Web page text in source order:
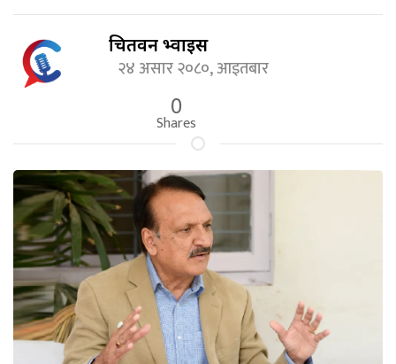
चितवन भ्वाईस
२४ असार २०८०, आइतबार
0
Shares